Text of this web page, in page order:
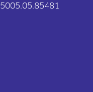
5005.05.85481